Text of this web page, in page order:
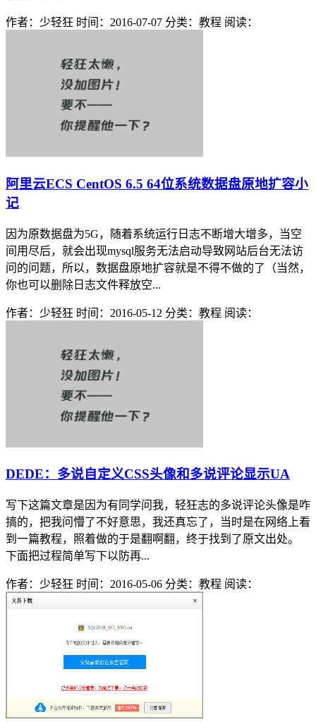
作者：少轻狂 时间：2016-07-07 分类：教程 阅读：
阿里云ECS CentOS 6.5 64位系统数据盘原地扩容小
记
因为原数据盘为5G，随着系统运行日志不断增大增多，当空
间用尽后，就会出现mysql服务无法启动导致网站后台无法访
问的问题，所以，数据盘原地扩容就是不得不做的了（当然，
你也可以删除日志文件释放空...
作者：少轻狂 时间：2016-05-12 分类：教程 阅读：
DEDE：多说自定义CSS头像和多说评论显示UA
写下这篇文章是因为有同学问我，轻狂志的多说评论头像是咋
搞的，把我问懵了不好意思，我还真忘了，当时是在网络上看
到一篇教程，照着做的于是翻啊翻，终于找到了原文出处。
下面把过程简单写下以防再...
作者：少轻狂 时间：2016-05-06 分类：教程 阅读：